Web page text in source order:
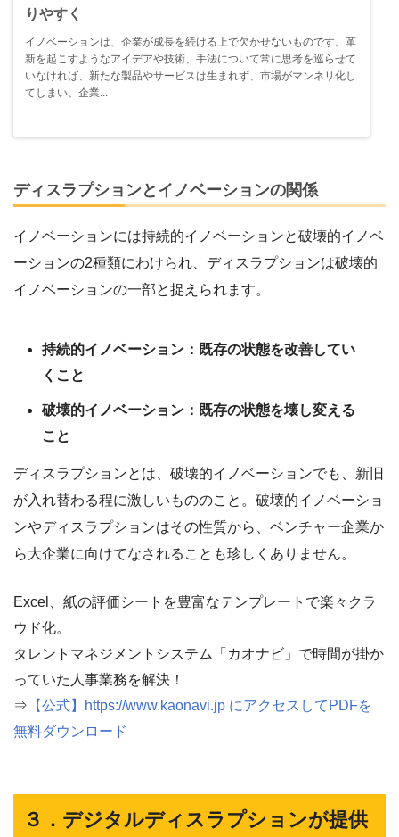
りやすく
イノベーションは、企業が成長を続ける上で欠かせないものです。革
新を起こすようなアイデアや技術、手法について常に思考を巡らせて
いなければ、新たな製品やサービスは生まれず、市場がマンネリ化し
てしまい、企業...
ディスラプションとイノベーションの関係
イノベーションには持続的イノベーションと破壊的イノベ
ーションの2種類にわけられ、ディスラプションは破壊的
イノベーションの一部と捉えられます。
持続的イノベーション：既存の状態を改善してい
くこと
破壊的イノベーション：既存の状態を壊し変える
こと
ディスラプションとは、破壊的イノベーションでも、新旧
が入れ替わる程に激しいもののこと。破壊的イノベーショ
ンやディスラプションはその性質から、ベンチャー企業か
ら大企業に向けてなされることも珍しくありません。
Excel、紙の評価シートを豊富なテンプレートで楽々クラ
ウド化。
タレントマネジメントシステム「カオナビ」で時間が掛か
っていた人事業務を解決！
⇒ 【公式】https://www.kaonavi.jp にアクセスしてPDFを
無料ダウンロード
３．デジタルディスラプションが提供